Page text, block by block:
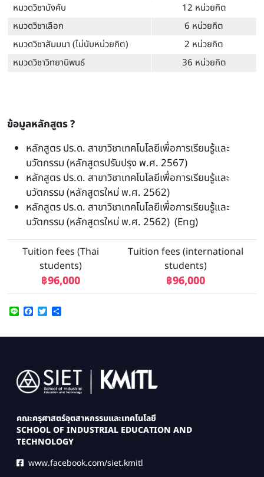
หมวดวิชาบังคับ
12 หน่วยกิต
หมวดวิชาเลือก
6 หน่วยกิต
หมวดวิชาสัมมนา (ไม่นับหน่วยกิต)
2 หน่วยกิต
หมวดวิชาวิทยานิพนธ์
36 หน่วยกิต
ข้อมูลหลักสูตร ?
หลักสูตร ปร.ด. สาขาวิชาเทคโนโลยีเพื่อการเรียนรู้และ
นวัตกรรม (หลักสูตรปรับปรุง พ.ศ. 2567)
หลักสูตร ปร.ด. สาขาวิชาเทคโนโลยีเพื่อการเรียนรู้และ
นวัตกรรม (หลักสูตรใหม่ พ.ศ. 2562)
หลักสูตร ปร.ด. สาขาวิชาเทคโนโลยีเพื่อการเรียนรู้และ
นวัตกรรม (หลักสูตรใหม่ พ.ศ. 2562) (Eng)
Tuition fees (Thai
students)
฿96,000
Tuition fees (international
students)
฿96,000
Line Facebook
Twitter
Image
คณะครุศาสตร์อุตสาหกรรมและเทคโนโลยี
SCHOOL OF INDUSTRIAL EDUCATION AND
TECHNOLOGY
www.facebook.com/siet.kmitl